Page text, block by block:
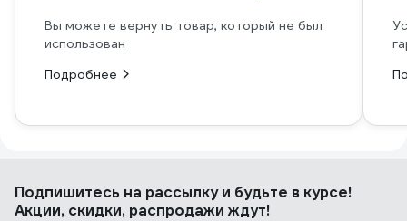
Вы можете вернуть товар, который не был
использован
Подробнее
Подпишитесь на рассылкуи будьте в курсе!
Акции, скидки, распродажи ждут!